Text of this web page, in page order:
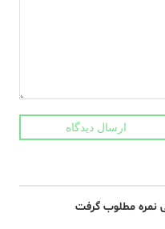
ارسال دیدگاه
نمره مطلوب گرفت